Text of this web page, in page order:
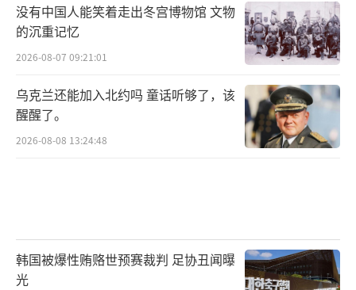
没有中国人能笑着走出冬宫博物馆 文物
的沉重记忆
2026-08-07 09:21:01
乌克兰还能加入北约吗 童话听够了，该
醒醒了。
2026-08-08 13:24:48
韩国被爆性贿赂世预赛裁判 足协丑闻曝
光